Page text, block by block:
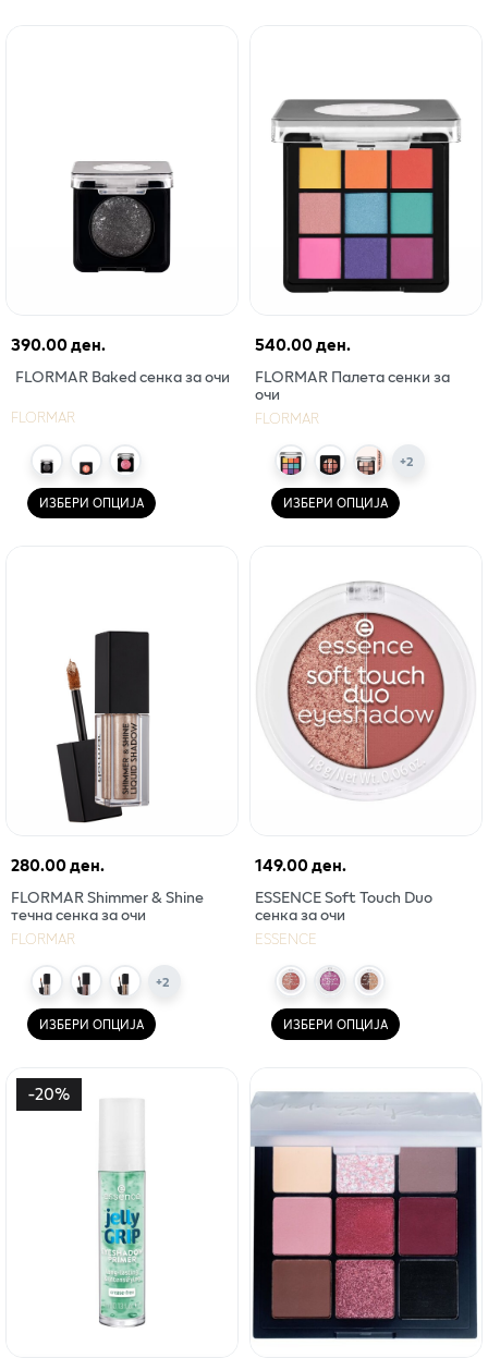
390.00 ден.
FLORMAR Baked сенка за очи
FLORMAR
ИЗБЕРИ ОПЦИЈА
540.00 ден.
FLORMAR Палета сенки за
очи
FLORMAR
+2
ИЗБЕРИ ОПЦИЈА
280.00 ден.
FLORMAR Shimmer & Shine
течна сенка за очи
FLORMAR
+2
ИЗБЕРИ ОПЦИЈА
149.00 ден.
ESSENCE Soft Touch Duo
сенка за очи
ESSENCE
ИЗБЕРИ ОПЦИЈА
-20%